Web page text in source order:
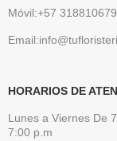
Móvil:+57
HORARIOS DE
Lunes a Viernes De
7:00 p.m